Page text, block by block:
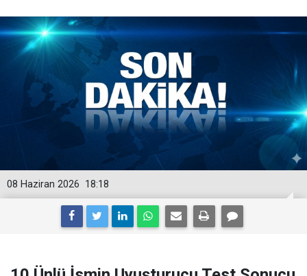
18:18
08 Haziran 2026